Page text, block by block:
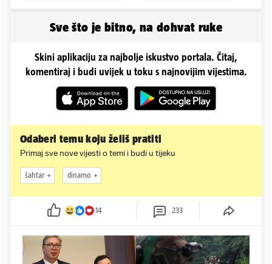
Sve što je bitno, na dohvat ruke
Skini aplikaciju za najbolje iskustvo portala. Čitaj,
komentiraj i budi uvijek u toku s najnovijim vijestima.
Odaberi temu koju želiš pratiti
Primaj sve nove vijesti o temi i budi u tijeku
šahtar dinamo
14 233